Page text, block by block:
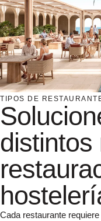
TIPOS DE
distintos
Cada restaurante